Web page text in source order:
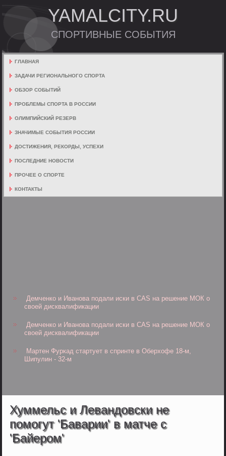
YAMALCITY.RU
СПОРТИВНЫЕ СОБЫТИЯ
ГЛАВНАЯ
ЗАДАЧИ РЕГИОНАЛЬНОГО СПОРТА
ОБЗОР СОБЫТИЙ
ПРОБЛЕМЫ СПОРТА В РОССИИ
ОЛИМПИЙСКИЙ РЕЗЕРВ
ЗНАЧИМЫЕ СОБЫТИЯ РОССИИ
ДОСТИЖЕНИЯ, РЕКОРДЫ, УСПЕХИ
ПОСЛЕДНИЕ НОВОСТИ
ПРОЧЕЕ О СПОРТЕ
КОНТАКТЫ
Демченко и Иванова подали иски в CAS на решение МОК о
своей дисквалификации
Демченко и Иванова подали иски в CAS на решение МОК о
своей дисквалификации
Мартен Фуркад стартует в спринте в Оберхофе 18-м,
Шипулин - 32-м
Хуммельс и Левандовски не
помогут 'Баварии' в матче с
'Байером'